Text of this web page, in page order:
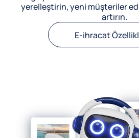
yerelleştirin, yeni müşteriler
artırın.
E-ihracat